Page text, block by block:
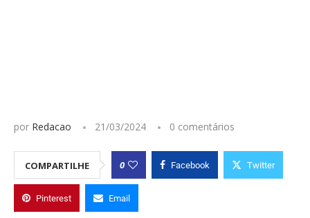
por Redacao 21/03/2024 0 comentários
COMPARTILHE 0 Facebook Twitter
Pinterest Email